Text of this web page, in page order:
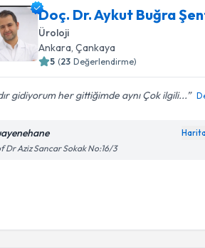
Doç. Dr. Aykut Buğra
Üroloji
Ankara, Çankaya
5 (23 Değerlendirme)
gidiyorum her gittiğimde aynı Çok ilgili...
Dr Aziz Sancar Sokak No:16/3